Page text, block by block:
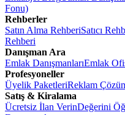
Fonu)
Rehberler
Satın Alma RehberiSatıcı
Rehberi
Danışman Ara
Emlak DanışmanlarıEmlak
Profesyoneller
Üyelik PaketleriReklam
Satış & Kiralama
Ücretsiz İlan VerinDeğerini